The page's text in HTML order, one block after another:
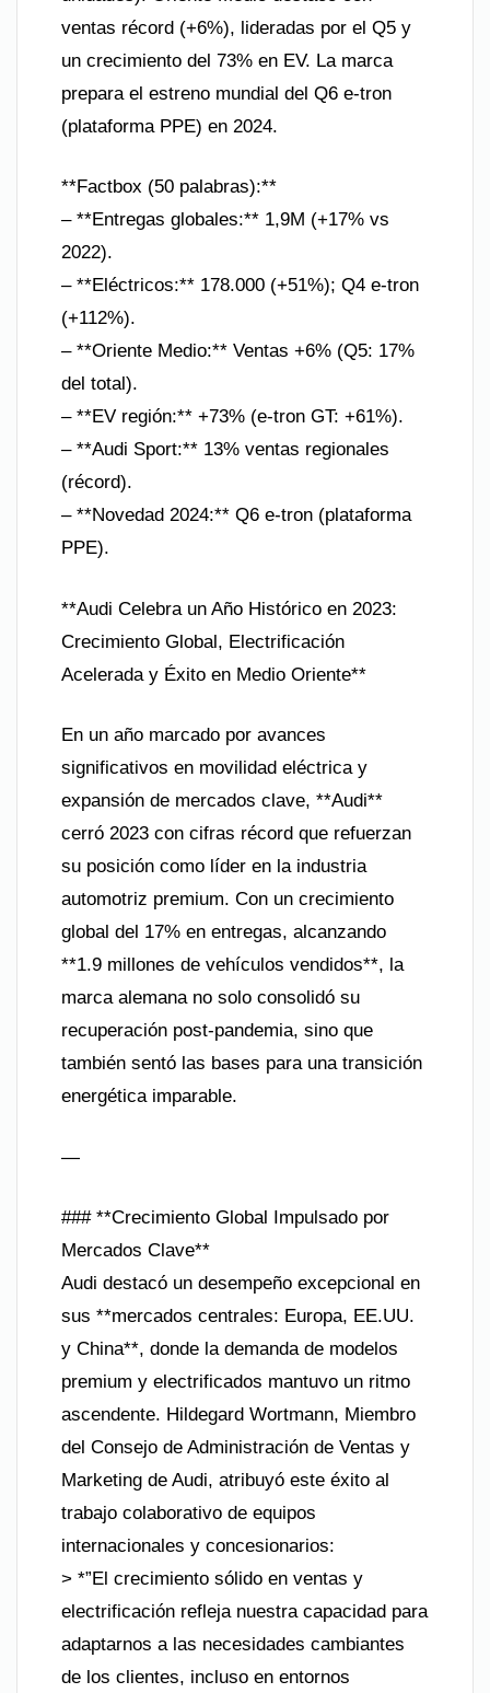
ventas récord (+6%), lideradas por el Q5 y
un crecimiento del 73% en EV. La marca
prepara el estreno mundial del Q6 e-tron
(plataforma PPE) en 2024.
**Factbox (50 palabras):**
– **Entregas globales:** 1,9M (+17% vs
2022).
– **Eléctricos:** 178.000 (+51%); Q4 e-tron
(+112%).
– **Oriente Medio:** Ventas +6% (Q5: 17%
del total).
– **EV región:** +73% (e-tron GT: +61%).
– **Audi Sport:** 13% ventas regionales
(récord).
– **Novedad 2024:** Q6 e-tron (plataforma
PPE).
**Audi Celebra un Año Histórico en 2023:
Crecimiento Global, Electrificación
Acelerada y Éxito en Medio Oriente**
En un año marcado por avances
significativos en movilidad eléctrica y
expansión de mercados clave, **Audi**
cerró 2023 con cifras récord que refuerzan
su posición como líder en la industria
automotriz premium. Con un crecimiento
global del 17% en entregas, alcanzando
**1.9 millones de vehículos vendidos**, la
marca alemana no solo consolidó su
recuperación post-pandemia, sino que
también sentó las bases para una transición
energética imparable.
—
### **Crecimiento Global Impulsado por
Mercados Clave**
Audi destacó un desempeño excepcional en
sus **mercados centrales: Europa, EE.UU.
y China**, donde la demanda de modelos
premium y electrificados mantuvo un ritmo
ascendente. Hildegard Wortmann, Miembro
del Consejo de Administración de Ventas y
Marketing de Audi, atribuyó este éxito al
trabajo colaborativo de equipos
internacionales y concesionarios:
> *”El crecimiento sólido en ventas y
electrificación refleja nuestra capacidad para
adaptarnos a las necesidades cambiantes
de los clientes, incluso en entornos